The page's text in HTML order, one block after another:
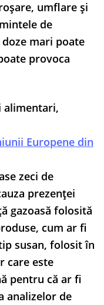
umflare și
de
mari poate
provoca
alimentari,
Europene din
zeci de
prezenței
gazoasă folosită
cum ar fi
susan, folosit în
care este
pentru că ar fi
analizelor de